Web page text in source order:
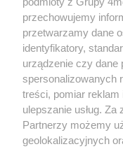
przechowujemy
przetwarzamy dane
identyfikatory,
urządzenie czy dane
spersonalizowanych
treści, pomiar reklam
ulepszanie usług.
Partnerzy możemy
geolokalizacyjnych